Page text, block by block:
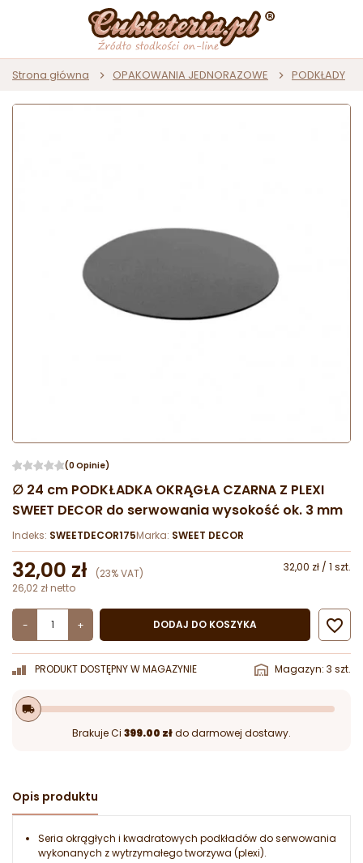
Strona główna OPAKOWANIA JEDNORAZOWE PODKŁADY
(0 Opinie)
∅ 24 cm PODKŁADKA OKRĄGŁA CZARNA Z PLEXI
SWEET DECOR do serwowania wysokość ok. 3 mm
Indeks: SWEETDECOR175Marka: SWEET DECOR
32,00 zł (23% VAT)
32,00 zł / 1 szt.
26,02 zł netto
- + DODAJ DO KOSZYKA 
PRODUKT DOSTĘPNY W MAGAZYNIE Magazyn: 3 szt.
local_shipping
Brakuje Ci 399.00 złdo darmowej dostawy.
Opis produktu
Seria okrągłych i kwadratowych podkładów do serwowania
wykonanych z wytrzymałego tworzywa (plexi).